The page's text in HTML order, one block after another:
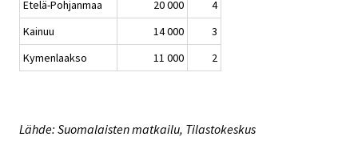
Etelä-Pohjanmaa
20 000
4
Kainuu
14 000
3
Kymenlaakso
11 000 2
Lähde: Suomalaisten matkailu, Tilastokeskus